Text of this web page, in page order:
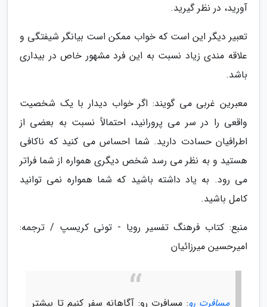
آورید، در نظر گیرید.
تعبیر دیگر این است که خواب ممکن است بیانگر شیفتگی و
علاقه مندی زیاد نسبت به این فرد مشهور خاص در بیداری
باشد.
معبرین غربی می گویند: اگر خواب دیدار با یک شخصیت
واقعی را در سر می پرورانید، احتمالاً نسبت به بعضی از
اطرافیان حسادت دارید. شما احساس می کنید که ناکافی
هستید و به نظر می رسد شخص دیگری همواره از شما فراتر
می رود. به یاد داشته باشید که شما همواره نمی توانید
کامل باشید.
منبع: کتاب فرهنگ تفسیر رویا - تونی کریسپ / ترجمه:
امیرحسین میرزائیان
مسافرت رو: مسافرت رو: آگاهانه سفر کنیم تا بیشتر